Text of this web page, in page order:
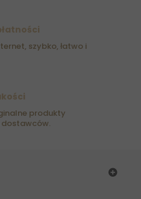
szybko, łatwo i
produkty